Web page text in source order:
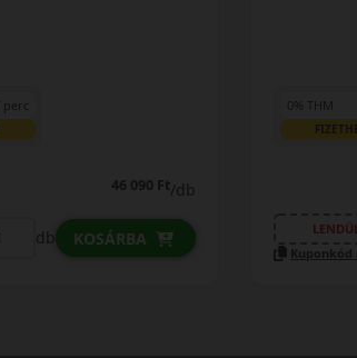
7 perc
46 090 Ft/db
db KOSÁRBA
0% THM
Kuponkód